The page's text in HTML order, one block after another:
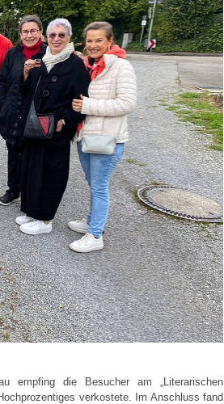
empfing die Besucher am „Literarischen
verkostete. Im Anschluss fand